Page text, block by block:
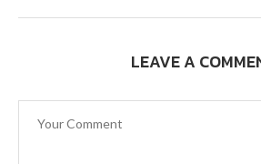
LEAVE A